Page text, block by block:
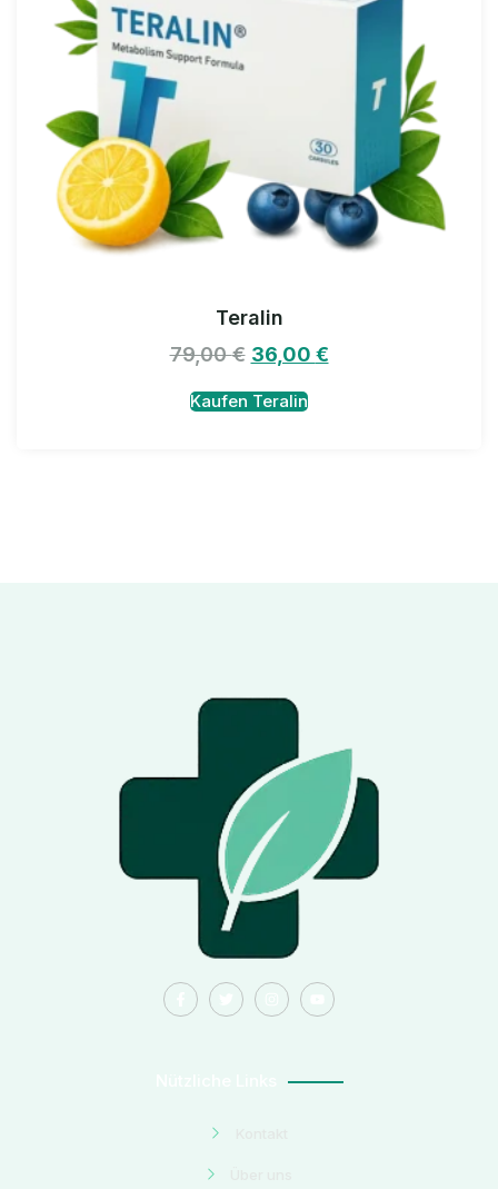
Teralin
79,00€ 36,00 €
Kaufen Teralin